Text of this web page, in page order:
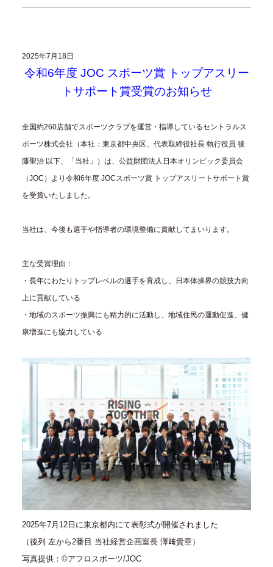
2025年7月18日
令和6年度 JOC スポーツ賞 トップアスリー
トサポート賞受賞のお知らせ
全国約260店舗でスポーツクラブを運営・指導しているセントラルス
ポーツ株式会社（本社：東京都中央区、代表取締役社長 執行役員 後
藤聖治 以下、「当社」）は、公益財団法人日本オリンピック委員会
（JOC）より令和6年度 JOCスポーツ賞 トップアスリートサポート賞
を受賞いたしました。
当社は、今後も選手や指導者の環境整備に貢献してまいります。
主な受賞理由：
・長年にわたりトップレベルの選手を育成し、日本体操界の競技力向
上に貢献している
・地域のスポーツ振興にも精力的に活動し、地域住民の運動促進、健
康増進にも協力している
2025年7月12日に東京都内にて表彰式が開催されました
（後列 左から2番目 当社経営企画室長 澤﨑貴章）
写真提供：©アフロスポーツ/JOC